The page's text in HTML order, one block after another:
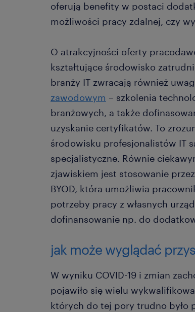
oferują benefity w postaci
możliwości pracy zdalnej, czy
O atrakcyjności oferty
kształtujące środowisko
branży IT zwracają również
zawodowym – szkolenia
branżowych, a także
uzyskanie certyfikatów. To
środowisku profesjonalistów IT
specjalistyczne. Równie
zjawiskiem jest stosowanie
BYOD, która umożliwia
potrzeby pracy z własnych
dofinansowanie np. do
jak może wyglądać
W wyniku COVID-19 i zmian
pojawiło się wielu
których do tej pory trudno było